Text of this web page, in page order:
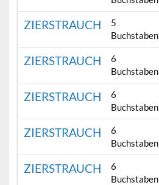
ZIERSTRAUCH
5
Buchstaben
ZIERSTRAUCH
6
Buchstaben
ZIERSTRAUCH
6
Buchstaben
ZIERSTRAUCH
6
Buchstaben
ZIERSTRAUCH
6
Buchstaben